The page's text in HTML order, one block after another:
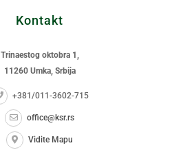
Kontakt
Trinaestog oktobra 1,
11260 Umka, Srbija
+381/011-3602-715
office@ksr.rs
Vidite Mapu